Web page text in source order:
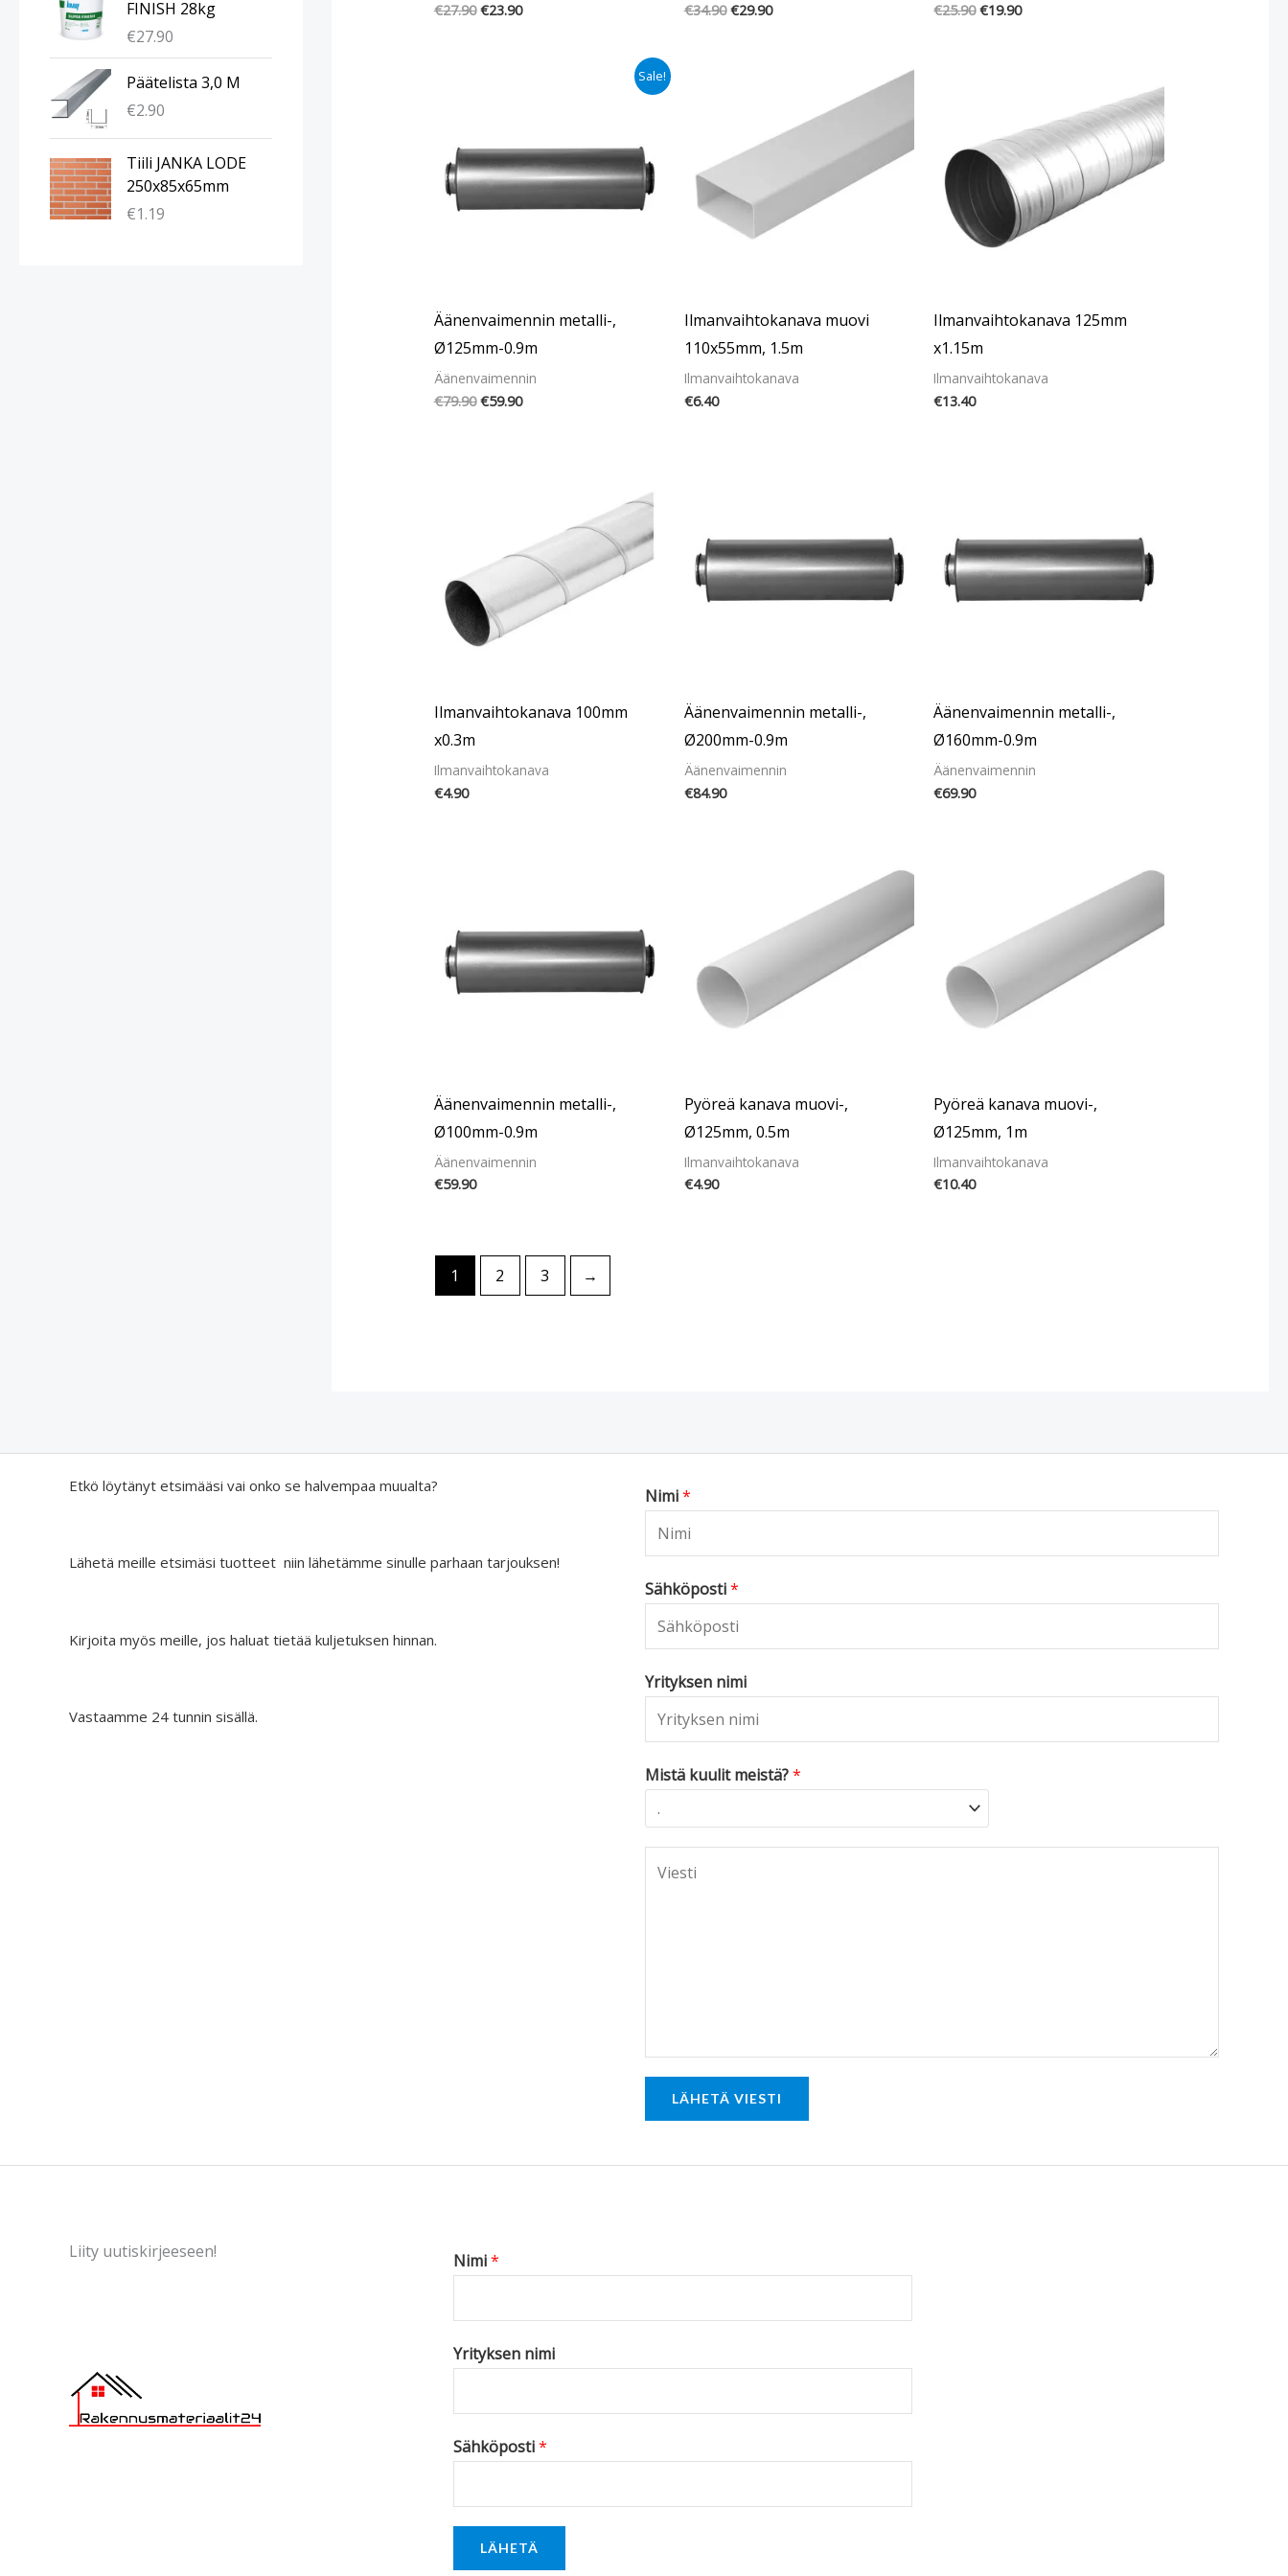
FINISH 28kg
€27.90
Päätelista 3,0 M
€2.90
Tiili JANKA LODE
250x85x65mm
€1.19
€27.90 €23.90
€34.90 €29.90
€25.90 €19.90
Sale!
Äänenvaimennin metalli-,
Ø125mm-0.9m
Äänenvaimennin
€79.90 €59.90
Ilmanvaihtokanava muovi
110x55mm, 1.5m
Ilmanvaihtokanava
€6.40
Ilmanvaihtokanava 125mm
x1.15m
Ilmanvaihtokanava
€13.40
Ilmanvaihtokanava 100mm
x0.3m
Ilmanvaihtokanava
€4.90
Äänenvaimennin metalli-,
Ø200mm-0.9m
Äänenvaimennin
€84.90
Äänenvaimennin metalli-,
Ø160mm-0.9m
Äänenvaimennin
€69.90
Äänenvaimennin metalli-,
Ø100mm-0.9m
Äänenvaimennin
€59.90
Pyöreä kanava muovi-,
Ø125mm, 0.5m
Ilmanvaihtokanava
€4.90
Pyöreä kanava muovi-,
Ø125mm, 1m
Ilmanvaihtokanava
€10.40
1 2 3 →
Etkö löytänyt etsimääsi vai onko se halvempaa muualta?
Lähetä meille etsimäsi tuotteet niin lähetämme sinulle parhaan tarjouksen!
Kirjoita myös meille, jos haluat tietää kuljetuksen hinnan.
Vastaamme 24 tunnin sisällä.
Nimi*
Sähköposti*
Yrityksen nimi
Mistä kuulit meistä?*
o
r
s
e
LÄHETÄ VIESTI
Liity uutiskirjeeseen! Nimi*
Yrityksen nimi
Sähköposti*
LÄHETÄ